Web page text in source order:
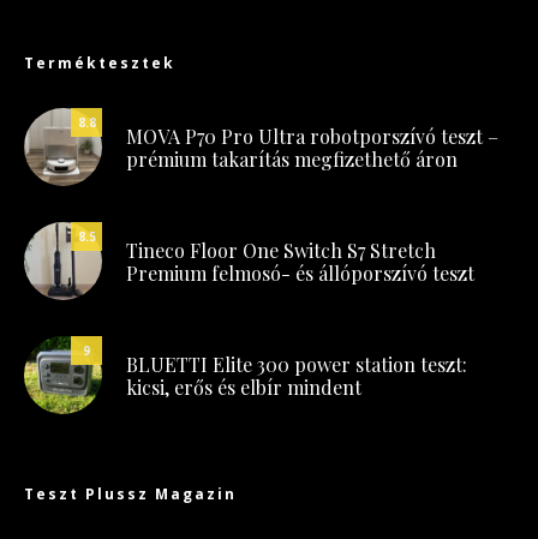
Terméktesztek
8.8
MOVA P70 Pro Ultra robotporszívó teszt –
prémium takarítás megfizethető áron
8.5
Tineco Floor One Switch S7 Stretch
Premium felmosó- és állóporszívó teszt
9
BLUETTI Elite 300 power station teszt:
kicsi, erős és elbír mindent
Teszt Plussz Magazin